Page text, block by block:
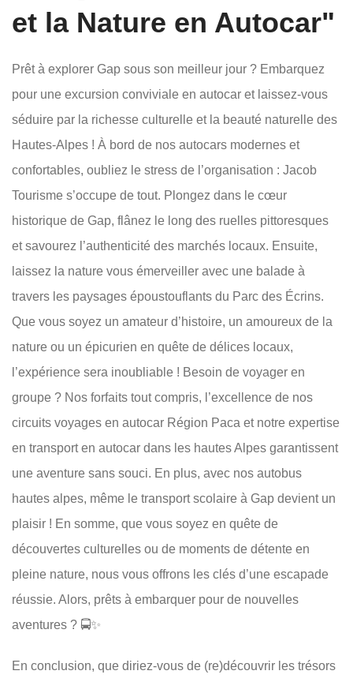
et la Nature en Autocar"
Prêt à explorer Gap sous son meilleur jour ? Embarquez
pour une excursion conviviale en autocar et laissez-vous
séduire par la richesse culturelle et la beauté naturelle des
Hautes-Alpes ! À bord de nos autocars modernes et
confortables, oubliez le stress de l’organisation : Jacob
Tourisme s’occupe de tout. Plongez dans le cœur
historique de Gap, flânez le long des ruelles pittoresques
et savourez l’authenticité des marchés locaux. Ensuite,
laissez la nature vous émerveiller avec une balade à
travers les paysages époustouflants du Parc des Écrins.
Que vous soyez un amateur d’histoire, un amoureux de la
nature ou un épicurien en quête de délices locaux,
l’expérience sera inoubliable ! Besoin de voyager en
groupe ? Nos forfaits tout compris, l’excellence de nos
circuits voyages en autocar Région Paca et notre expertise
en transport en autocar dans les hautes Alpes garantissent
une aventure sans souci. En plus, avec nos autobus
hautes alpes, même le transport scolaire à Gap devient un
plaisir ! En somme, que vous soyez en quête de
découvertes culturelles ou de moments de détente en
pleine nature, nous vous offrons les clés d’une escapade
réussie. Alors, prêts à embarquer pour de nouvelles
aventures ? 🚍✨
En conclusion, que diriez-vous de (re)découvrir les trésors